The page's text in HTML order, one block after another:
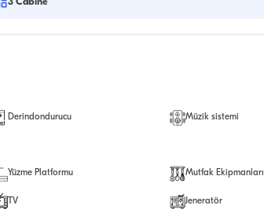
Derindondurucu Müzik sistemi
Yüzme Platformu Mutfak Ekipmanları
TV Jeneratör